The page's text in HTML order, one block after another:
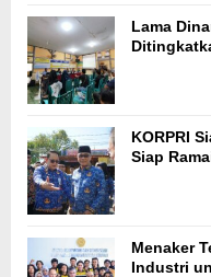
Lama
KORPRI
Siap
Menaker
Industri